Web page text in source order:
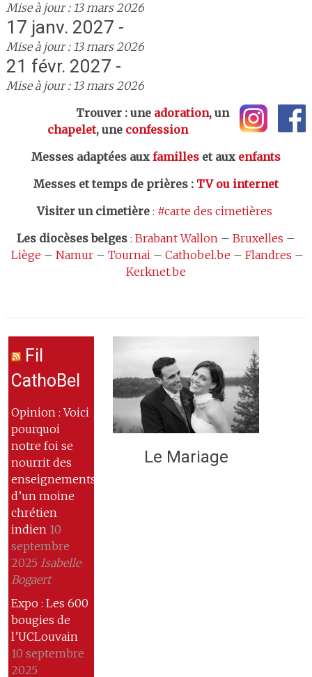
Mise à jour : 13 mars 2026
17 janv. 2027 -
Mise à jour : 13 mars 2026
21 févr. 2027 -
Mise à jour : 13 mars 2026
Trouver : une adoration, un
chapelet, une confession
Messes adaptées aux familleset aux enfants
Messes et temps de prières: TV ou internet
Visiter un cimetière: #carte des cimetières
Les diocèses belges: Brabant Wallon– Bruxelles –
Liège – Namur– Tournai– Cathobel.be – Flandres –
Kerknet.be
Fil
CathoBel
Opinion : Voici
pourquoi
notre foi se
nourrit des
enseignements
d’un moine
chrétien
indien 10
septembre
2025 Isabelle
Bogaert
Expo : Les 600
bougies de
l’UCLouvain
10 septembre
2025
Le Mariage